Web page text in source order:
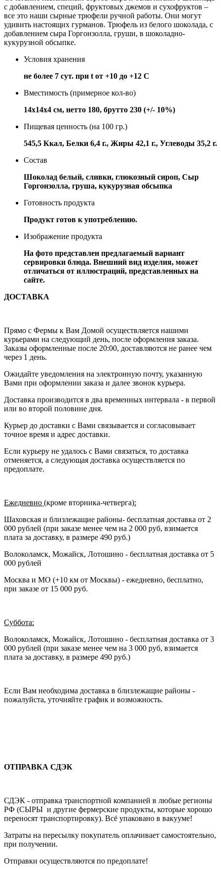
с добавлением, специй, фруктовых джемов и сухофруктов –
все это наши сырные трюфели ручной работы. Они могут
удивить настоящих гурманов. Трюфель из белого шоколада, с
добавлением сыра Горгонзолла, груши, в шоколадно-
кукурузной обсыпке.
Условия хранения
не более 7 сут. при t от +10 до +12 С
Вместимость (примерное кол-во)
14х14х4 см, нетто 180, брутто 230 (+/- 10%)
Пищевая ценность (на 100 гр.)
545,5 Ккал, Белки 6,4 г., Жиры 42,1 г., Углеводы 35,2 г.
Состав
Шоколад белый, сливки, глюкозный сироп, Сыр
Горгонзолла, груша, кукурузная обсыпка
Готовность продукта
Продукт готов к употреблению.
Изображение продукта
На фото представлен предлагаемый вариант
сервировки блюда. Внешний вид изделия, может
отличаться от иллюстраций, представленных на
сайте.
ДОСТАВКА
Прямо с Фермы к Вам Домой осуществляется нашими
курьерами на следующий день, после оформления заказа.
Заказы оформленные после 20:00, доставляются не ранее чем
через 1 день.
Ожидайте уведомления на электронную почту, указанную
Вами при оформлении заказа и далее звонок курьера.
Доставка производится в два временных интервала - в первой
или во второй половине дня.
Курьер до доставки с Вами связывается и согласовывает
точное время и адрес доставки.
Если курьеру не удалось с Вами связаться, то доставка
отменяется, а следующая доставка осуществляется по
предоплате.
Ежедневно (кроме вторника-четверга):
Шаховская и близлежащие районы- бесплатная доставка от 2
000 рублей (при заказе менее чем на 2 000 руб, взимается
плата за доставку, в размере 490 руб.)
Волоколамск, Можайск, Лотошино - бесплатная доставка от 5
000 рублей
Москва и МО (+10 км от Москвы) - ежедневно, бесплатно,
при заказе от 15 000 руб.
Суббота:
Волоколамск, Можайск, Лотошино - бесплатная доставка от 3
000 рублей (при заказе менее чем на 3 000 руб, взимается
плата за доставку, в размере 490 руб.)
Если Вам необходима доставка в близлежащие районы -
пожалуйста, уточняйте график и возможность.
ОТПРАВКА СДЭК
СДЭК - отправка транспортной компанией в любые регионы
РФ (СЫРЫ и другие фермерские продукты, которые хорошо
переносят транспортировку). Всё упаковано в вакууме!
Затраты на пересылку покупатель оплачивает самостоятельно,
при получении.
Отправки осуществляются по предоплате!